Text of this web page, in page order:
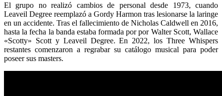
El grupo no realizó cambios de personal desde 1973, cuando
Leaveil Degree reemplazó a Gordy Harmon tras lesionarse la laringe
en un accidente. Tras el fallecimiento de Nicholas Caldwell en 2016,
hasta la fecha la banda estaba formada por por Walter Scott, Wallace
«Scotty» Scott y Leaveil Degree. En 2022, los Three Whispers
restantes comenzaron a regrabar su catálogo musical para poder
poseer sus masters.